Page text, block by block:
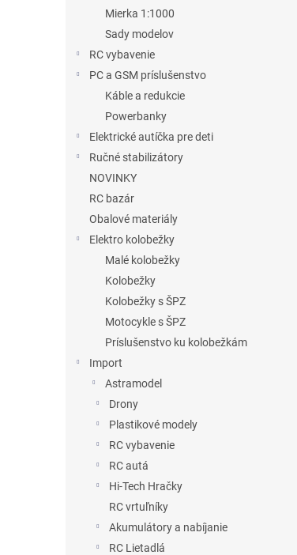
Mierka 1:1000
Sady modelov
RC vybavenie
PC a GSM príslušenstvo
Káble a redukcie
Powerbanky
Elektrické autíčka pre deti
Ručné stabilizátory
NOVINKY
RC bazár
Obalové materiály
Elektro kolobežky
Malé kolobežky
Kolobežky
Kolobežky s ŠPZ
Motocykle s ŠPZ
Príslušenstvo ku kolobežkám
Import
Astramodel
Drony
Plastikové modely
RC vybavenie
RC autá
Hi-Tech Hračky
RC vrtuľníky
Akumulátory a nabíjanie
RC Lietadlá